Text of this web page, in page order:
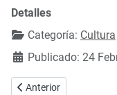
Detalles
Categoría: Cultura
Publicado: 24
Artículo anterior:
Anterior